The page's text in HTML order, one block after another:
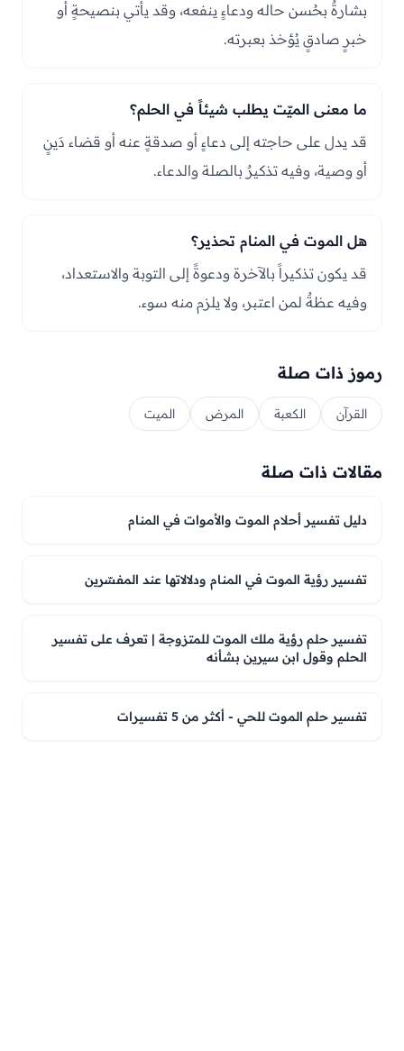
بشارةٌ بحُسن حاله ودعاءٍ ينفعه، وقد يأتي بنصيحةٍ أو
خبرٍ صادقٍ يُؤخذ بعبرته.
ما معنى الميّت يطلب شيئاً في الحلم؟
قد يدل على حاجته إلى دعاءٍ أو صدقةٍ عنه أو قضاء دَينٍ
أو وصية، وفيه تذكيرٌ بالصلة والدعاء.
هل الموت في المنام تحذير؟
قد يكون تذكيراً بالآخرة ودعوةً إلى التوبة والاستعداد،
وفيه عظةٌ لمن اعتبر، ولا يلزم منه سوء.
رموز ذات صلة
القرآن الكعبة المرض الميت
مقالات ذات صلة
دليل تفسير أحلام الموت والأموات في المنام
تفسير رؤية الموت في المنام ودلالاتها عند المفسّرين
تفسير حلم رؤية ملك الموت للمتزوجة | تعرف على تفسير
الحلم وقول ابن سيرين بشأنه
تفسير حلم الموت للحي - أكثر من 5 تفسيرات